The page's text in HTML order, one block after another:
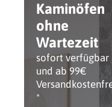
Kaminöfen
ohne
Wartezeit
sofort verfügbar
und ab 99€
*